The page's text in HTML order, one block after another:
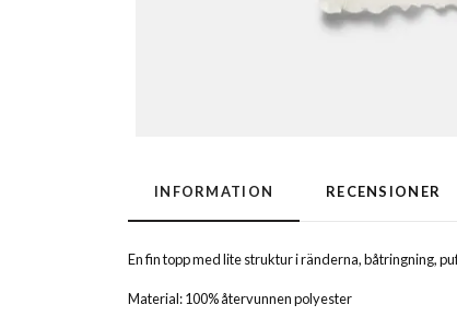
INFORMATION RECENSIONER
En fin topp med lite struktur i ränderna, båtringning,
Material: 100% återvunnen polyester